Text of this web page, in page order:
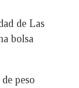
de Las
bolsa
peso